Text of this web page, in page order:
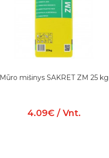
Mūro mišinys SAKRET ZM 25 kg
4.09€ / Vnt.